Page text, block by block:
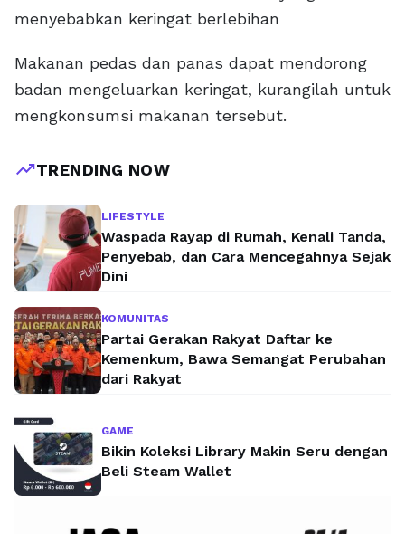
menyebabkan keringat berlebihan
Makanan pedas dan panas dapat mendorong
badan mengeluarkan keringat, kurangilah untuk
mengkonsumsi makanan tersebut.
trending_upTRENDING NOW
LIFESTYLE
Waspada Rayap di Rumah, Kenali Tanda,
Penyebab, dan Cara Mencegahnya Sejak
Dini
KOMUNITAS
Partai Gerakan Rakyat Daftar ke
Kemenkum, Bawa Semangat Perubahan
dari Rakyat
GAME
Bikin Koleksi Library Makin Seru dengan
Beli Steam Wallet